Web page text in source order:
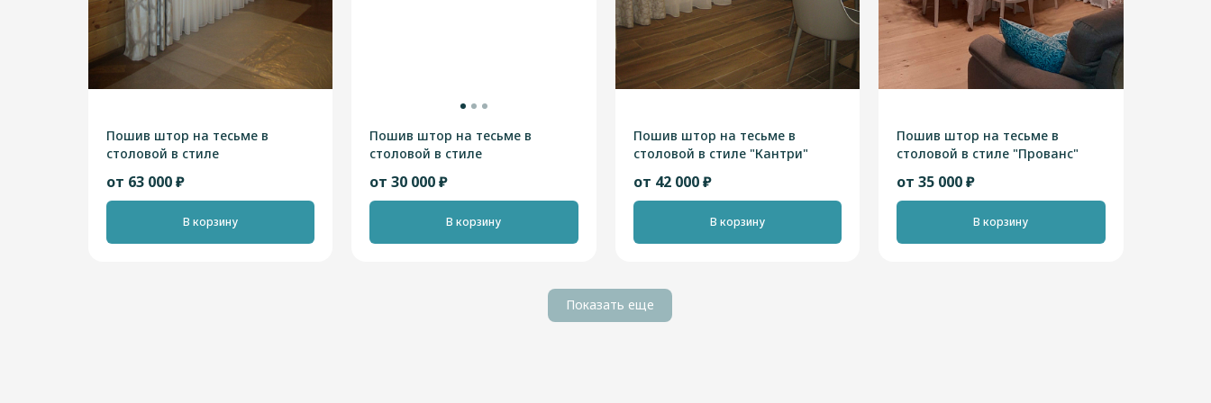
Пошив штор на тесьме в
столовой в стиле
от 63 000 ₽
В корзину
Пошив штор на тесьме в
столовой в стиле
от 30 000 ₽
В корзину
Пошив штор на тесьме в
столовой в стиле "Кантри"
от 42 000 ₽
В корзину
Пошив штор на тесьме в
столовой в стиле "Прованс"
от 35 000 ₽
В корзину
Показать еще